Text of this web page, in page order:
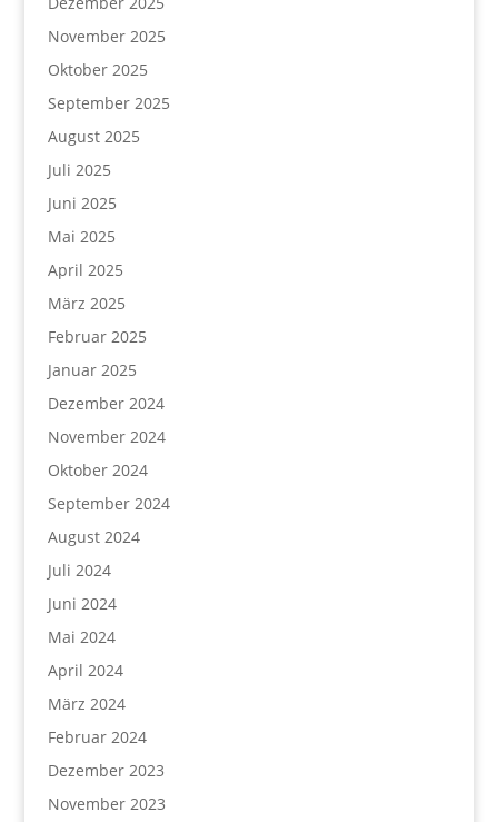
November 2025
Oktober 2025
September 2025
August 2025
Juli 2025
Juni 2025
Mai 2025
April 2025
März 2025
Februar 2025
Januar 2025
Dezember 2024
November 2024
Oktober 2024
September 2024
August 2024
Juli 2024
Juni 2024
Mai 2024
April 2024
März 2024
Februar 2024
Dezember 2023
November 2023